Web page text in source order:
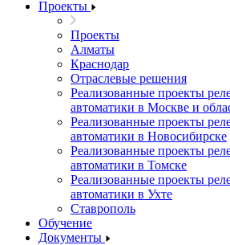
Проекты
Проекты
Алматы
Краснодар
Отраслевые решения
Реализованные проекты
автоматики в Москве и
Реализованные проекты
автоматики в Новосибирске
Реализованные проекты
автоматики в Томске
Реализованные проекты
автоматики в Ухте
Ставрополь
Обучение
Документы